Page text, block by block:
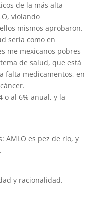
de la más alta
violando
mismos aprobaron.
sería como en
me mexicanos pobres
de salud, que está
falta medicamentos, en
o al 6% anual, y la
AMLO es pez de río, y
y racionalidad.